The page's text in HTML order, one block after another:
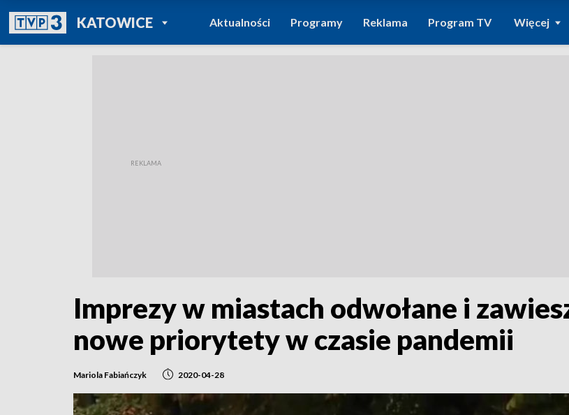
KATOWICEPOWRÓT DO
TVP REGIONY
Aktualności Programy Reklama Program TV Więcej
Imprezy w miastach odwołane i
nowe priorytety w czasie pandemii
Mariola Fabiańczyk 2020-04-28